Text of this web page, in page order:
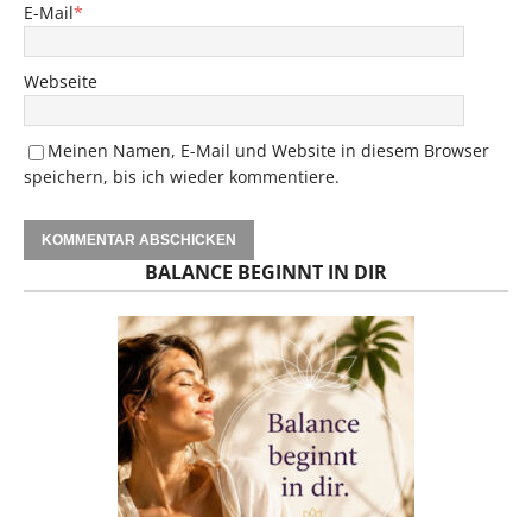
E-Mail*
Webseite
Meinen Namen, E-Mail und Website in diesem Browser
speichern, bis ich wieder kommentiere.
BALANCE BEGINNT IN DIR